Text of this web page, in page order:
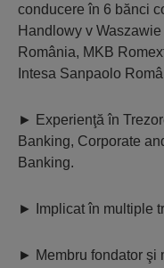
conducere în 6 bănci
Handlowy v
România, MKB
Intesa Sanpaolo
►
Experienţă în
Banking, Corporate
Banking.
► Implicat în multiple
► Membru fondator şi